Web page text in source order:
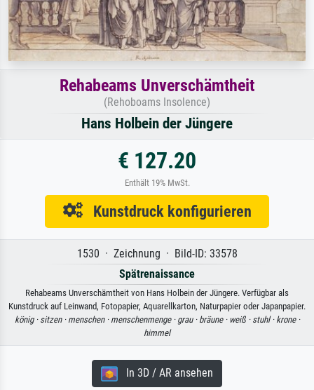
Rehabeams Unverschämtheit
(Rehoboams Insolence)
Hans Holbein der Jüngere
€ 127.20
Enthält 19% MwSt.
Kunstdruck konfigurieren
1530 · Zeichnung · Bild-ID: 33578
Spätrenaissance
Rehabeams Unverschämtheit von Hans Holbein der Jüngere. Verfügbar als
Kunstdruck auf Leinwand, Fotopapier, Aquarellkarton, Naturpapier oder Japanpapier.
könig · sitzen · menschen · menschenmenge · grau · bräune · weiß · stuhl · krone ·
himmel
In 3D / AR ansehen